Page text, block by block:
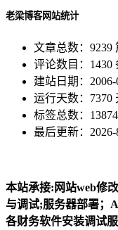
老梁博客网站统计
文章总数：9239
评论数目：1430
建站日期：2006-
运行天数：7370
标签总数：
最后更新：2026-
本站承接:网站web修
与调试;服务器部署；
各财务软件安装调试